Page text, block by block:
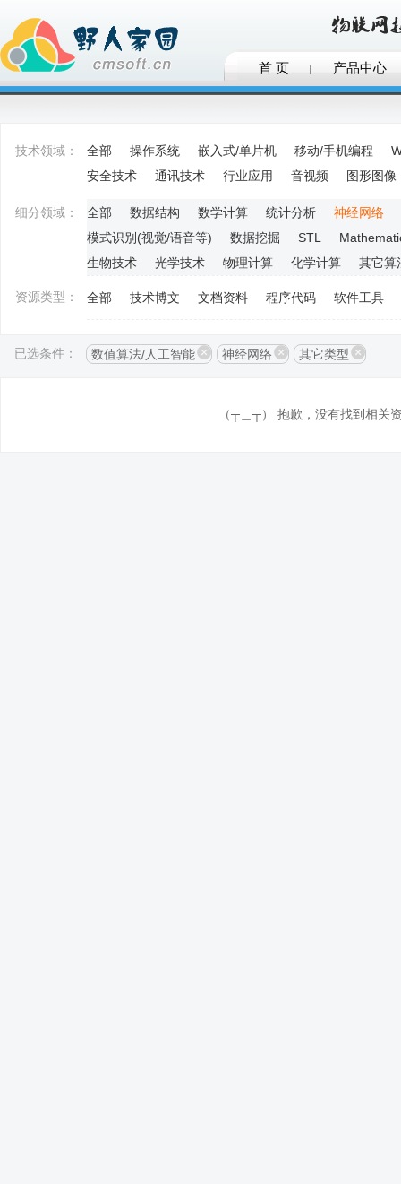
首 页 产品中心
技术领域： 全部 操作系统 嵌入式/单片机 移动/手机编程
安全技术
通讯技术 行业应用 音视频 图形图像
细分领域： 全部 数据结构 数学计算 统计分析
神经网络
模式识别(视觉/语音等)
数据挖掘 STL
生物技术
光学技术 物理计算 化学计算 其它算
资源类型： 全部 技术博文 文档资料 程序代码 软件工具
已选条件： 数值算法/人工智能 神经网络 其它类型
（┬＿┬） 抱歉，没有找到相关